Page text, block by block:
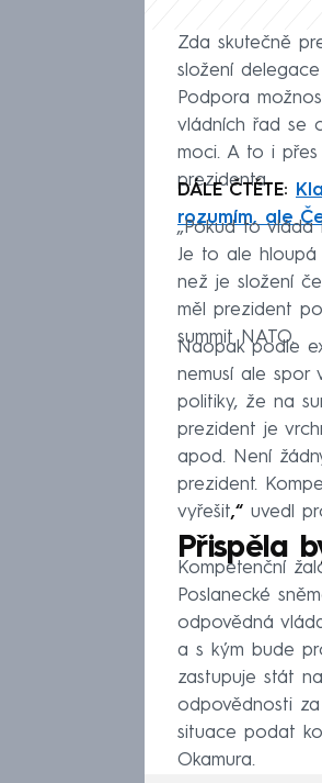
Zda skutečně
složení
Podpora
vládních řad se
moci. A to i
prezidenta.
DÁLE ČTĚTE:
rozumím, ale
„Pokud to
Je to ale hloupá
než je složení
měl prezident
summit NATO.
Naopak podle
nemusí ale spor
politiky, že na
prezident je
apod. Není
prezident.
vyřešit,“ uvedl
Přispěla
Kompetenční
Poslanecké
odpovědná
a s kým bude
zastupuje stát
odpovědnosti
situace podat
Okamura.